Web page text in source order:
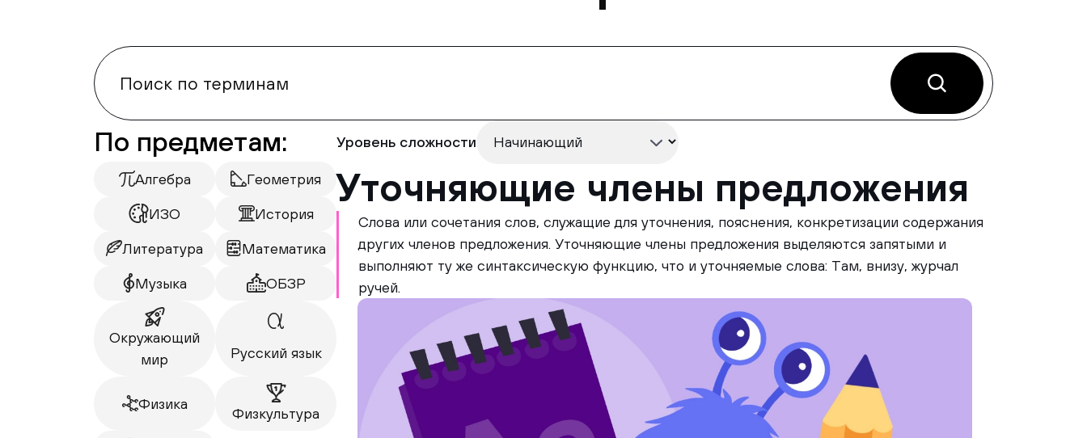
По предметам:
Алгебра Геометрия
ИЗО История
Литература Математика
Музыка ОБЗР
Окружающий
мир
Русский язык
Физика
Физкультура
Уровень сложности
Уточняющие члены предложения
Слова или сочетания слов, служащие для уточнения, пояснения, конкретизации содержания
других членов предложения. Уточняющие члены предложения выделяются запятыми и
выполняют ту же синтаксическую функцию, что и уточняемые слова: Там, внизу, журчал
ручей.